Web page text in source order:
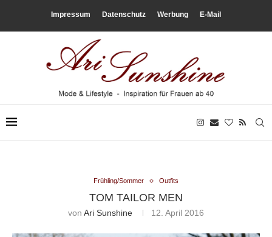
Impressum Datenschutz Werbung E-Mail
Frühling/Sommer Outfits
TOM TAILOR MEN
von Ari Sunshine 12. April 2016